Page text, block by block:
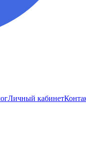
Личный кабинет